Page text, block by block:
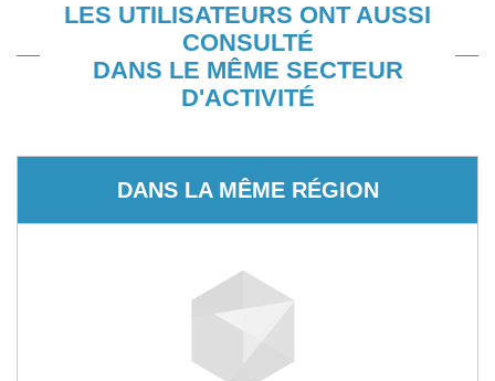
LES UTILISATEURS ONT AUSSI
CONSULTÉ
DANS LE MÊME SECTEUR
D'ACTIVITÉ
DANS LA MÊME RÉGION